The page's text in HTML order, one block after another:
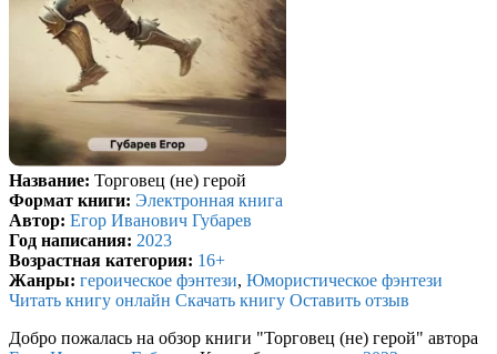
Название: Торговец (не) герой
Формат книги: Электронная книга
Автор: Егор Иванович Губарев
Год написания: 2023
Возрастная категория: 16+
Жанры: героическое фэнтези, Юмористическое фэнтези
Читать книгу онлайн Скачать книгу Оставить отзыв
Добро пожалась на обзор книги "Торговец (не) герой" автора